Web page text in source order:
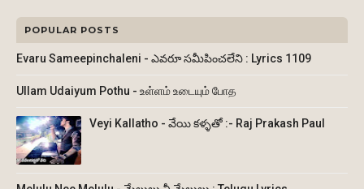
POPULAR POSTS
Evaru Sameepinchaleni - ఎవరూ సమీపించలేని : Lyrics 1109
Ullam Udaiyum Pothu - உள்ளம் உடையும் போத
Veyi Kallatho - వేయి కళ్ళతో :- Raj Prakash Paul